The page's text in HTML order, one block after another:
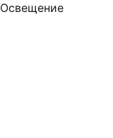
Освещение